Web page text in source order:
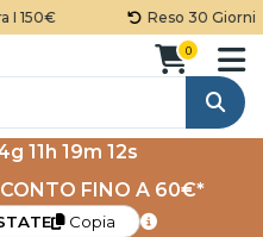
Reso 30 Giorni
Cerca
0
11h 19m 11s
FINO A 60€*
Copia